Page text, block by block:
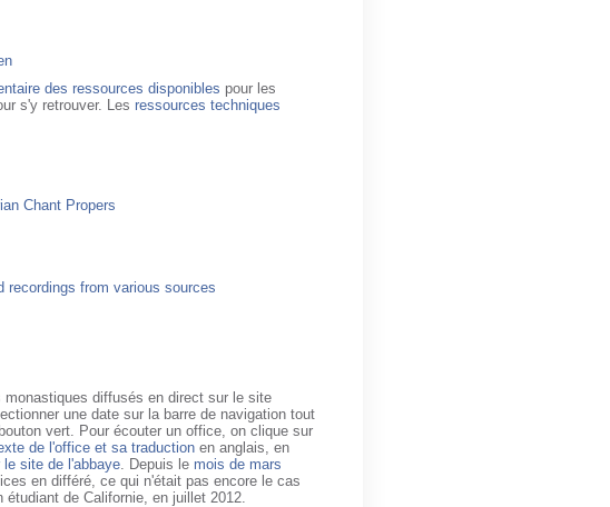
des ressources disponibles pour les
s'y retrouver. Les ressources techniques
Chant Propers
recordings from various sources
diffusés en direct sur le site
une date sur la barre de navigation tout
vert. Pour écouter un office, on clique sur
de l'office et sa traduction en anglais, en
site de l'abbaye . Depuis le mois de mars
en différé, ce qui n'était pas encore le cas
de Californie, en juillet 2012.